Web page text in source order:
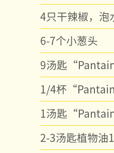
4只干辣椒，泡
6-7个小葱头
9汤匙
1/4杯
1汤匙
2-3汤匙植物油